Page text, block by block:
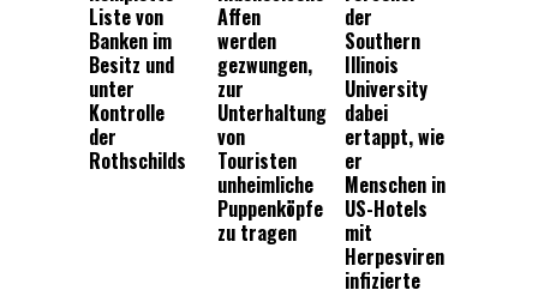
Liste von
Banken im
Besitz und
unter
Kontrolle
der
Rothschilds
Affen
werden
gezwungen,
zur
Unterhaltung
von
Touristen
unheimliche
Puppenköpfe
zu tragen
der
Southern
Illinois
University
dabei
ertappt, wie
er
Menschen in
US-Hotels
mit
Herpesviren
infizierte